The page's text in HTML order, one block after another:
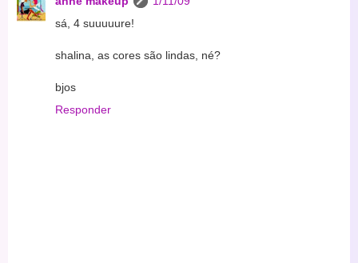
sá, 4 suuuuure!
shalina, as cores são lindas, né?
bjos
Responder